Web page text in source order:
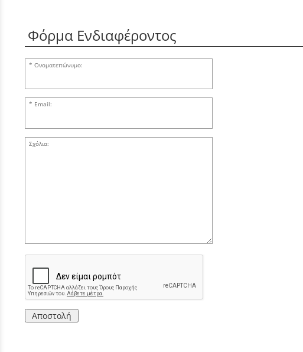
Φόρμα Ενδιαφέροντος
Ονοματεπώνυμο:
Email:
Σχόλια:
Αποστολή